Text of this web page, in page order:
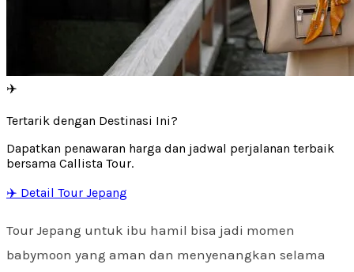
✈️
Tertarik dengan Destinasi Ini?
Dapatkan penawaran harga dan jadwal perjalanan terbaik
bersama Callista Tour.
✈️ Detail Tour Jepang
Tour Jepang untuk ibu hamil bisa jadi momen
babymoon yang aman dan menyenangkan selama